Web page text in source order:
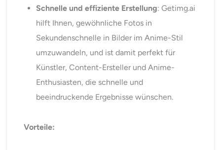
Schnelle und effiziente Erstellung: Getimg.ai
hilft Ihnen, gewöhnliche Fotos in
Sekundenschnelle in Bilder im Anime-Stil
umzuwandeln, und ist damit perfekt für
Künstler, Content-Ersteller und Anime-
Enthusiasten, die schnelle und
beeindruckende Ergebnisse wünschen.
Vorteile: